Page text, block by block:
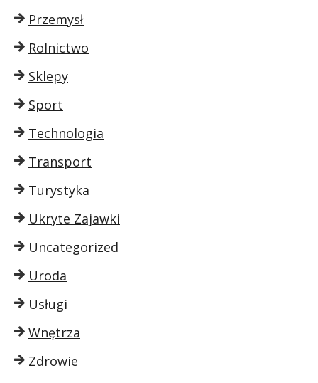
Przemysł
Rolnictwo
Sklepy
Sport
Technologia
Transport
Turystyka
Ukryte Zajawki
Uncategorized
Uroda
Usługi
Wnętrza
Zdrowie